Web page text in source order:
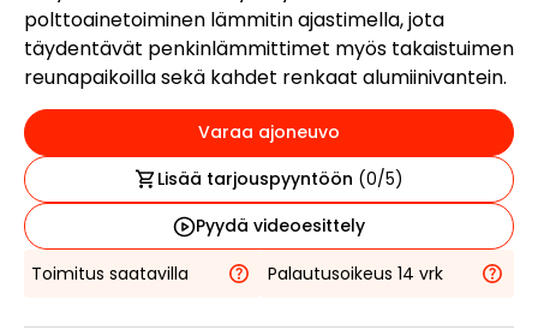
polttoainetoiminen lämmitin ajastimella, jota
täydentävät penkinlämmittimet myös takaistuimen
reunapaikoilla sekä kahdet renkaat alumiinivantein.
Varaa ajoneuvo
Lisää tarjouspyyntöön (0/5)
Pyydä videoesittely
Toimitus saatavilla
Palautusoikeus 14 vrk